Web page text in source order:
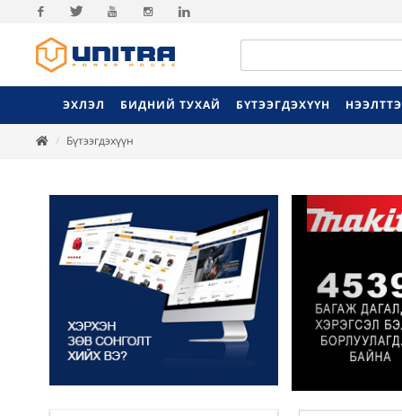
Facebook
ЭХЛЭЛ БИДНИЙ ТУХАЙ БҮТЭЭГДЭХҮҮН
Бүтээгдэхүүн